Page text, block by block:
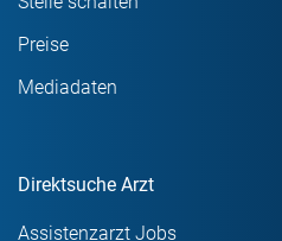
Preise
Mediadaten
Direktsuche Arzt
Assistenzarzt Jobs